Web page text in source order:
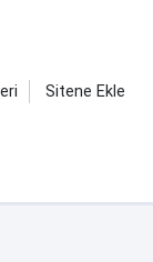
Sitene Ekle